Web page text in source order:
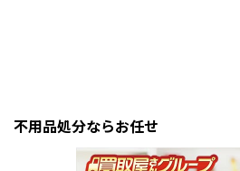
不用品処分ならお任せ